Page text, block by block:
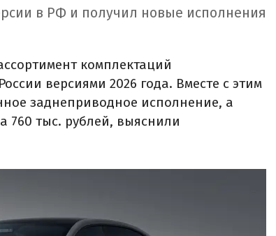
в РФ и получил новые исполнения
комплектаций
версиями 2026 года. Вместе с этим
заднеприводное исполнение, а
тыс. рублей, выяснили